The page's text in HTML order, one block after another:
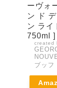
ーヴォ
ン ド
ン ライ
750ml ]
created
ブッフ